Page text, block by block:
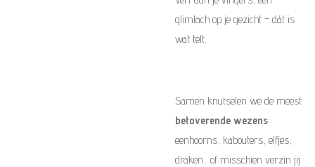
glimlach op je gezicht – dát is
wat telt.
Samen knutselen we de meest
betoverende wezens:
eenhoorns, kabouters, elfjes,
draken... of misschien verzin jij